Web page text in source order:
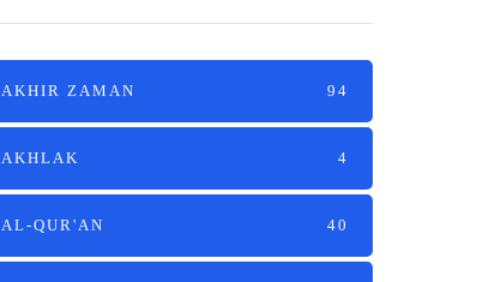
AKHIR ZAMAN 94
AKHLAK 4
AL-QUR'AN 40